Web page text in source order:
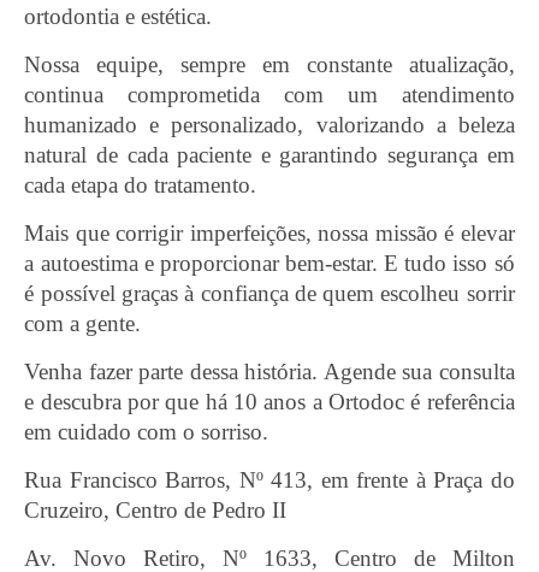
ortodontia e estética.
Nossa equipe, sempre em constante atualização,
continua comprometida com um atendimento
humanizado e personalizado, valorizando a beleza
natural de cada paciente e garantindo segurança em
cada etapa do tratamento.
Mais que corrigir imperfeições, nossa missão é elevar
a autoestima e proporcionar bem-estar. E tudo isso só
é possível graças à confiança de quem escolheu sorrir
com a gente.
Venha fazer parte dessa história. Agende sua consulta
e descubra por que há 10 anos a Ortodoc é referência
em cuidado com o sorriso.
Rua Francisco Barros, Nº 413, em frente à Praça do
Cruzeiro, Centro de Pedro II
Av. Novo Retiro, Nº 1633, Centro de Milton